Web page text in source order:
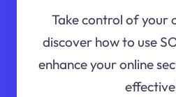
Take control of your
discover how to use
enhance your online